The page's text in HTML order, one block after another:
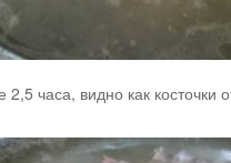
часа, видно как косточки